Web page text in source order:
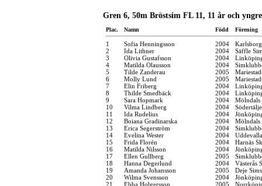
Gren 6, 50m Bröstsim FL 11, 11 år och yngre
Plac. Namn Född Förening
1 Sofia Henningsson 2004
2
Ida Lithner 2004
Säffle
3
Olivia Gustafsson 2004
4
Matilda Olausson 2004
5
Tilde Zanderau 2005
6
Molly Lund 2005
7
Elin Friberg 2004
8
Thilde Smedbäck 2004
9
Sara Hopmark 2004
Mölndals
10
Vilma Lindberg 2004
11
Ida Rudelius 2004
12
Boiana Gradinarska 2004
Mölndals
13
Erica Segerström 2004
14
Evelina Wester 2004
15
Frida Florén 2004
Harnäs
16
Matilda Nilsson 2004
17
Ellen Gullberg 2005
18
Hanna Degerlund 2004
Västerås
19
Amanda Johansson 2005
Deje
20
Wilma Svensson 2004
21
Ebba Holgersson 2005